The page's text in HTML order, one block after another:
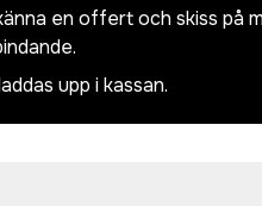
en offert och skiss på
upp i kassan.